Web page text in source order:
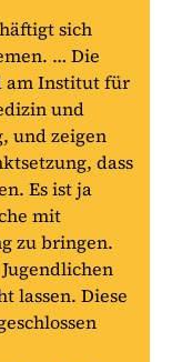
sich
… Die
am Institut für
und
und zeigen
dass
Es ist ja
mit
zu bringen.
lassen. Diese